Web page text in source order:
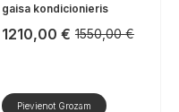
gaisa kondicionieris
1550,00€
Sākotnējā
1550,00 €.
1210,00 €
Pašreizējā
1210,00 €.
Pievienot Grozam